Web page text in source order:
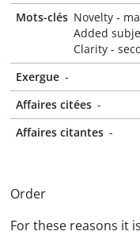
Mots-clés Novelty -
Added
Clarity -
Exergue -
Affaires citées -
Affaires citantes -
Order
For these reasons it